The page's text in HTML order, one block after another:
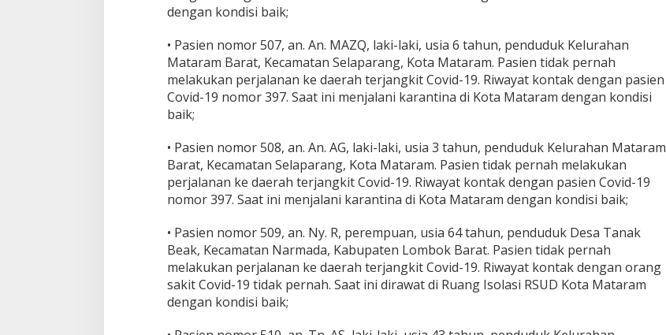
dengan kondisi baik;
• Pasien nomor 507, an. An. MAZQ, laki-laki, usia 6 tahun, penduduk Kelurahan
Mataram Barat, Kecamatan Selaparang, Kota Mataram. Pasien tidak pernah
melakukan perjalanan ke daerah terjangkit Covid-19. Riwayat kontak dengan pasien
Covid-19 nomor 397. Saat ini menjalani karantina di Kota Mataram dengan kondisi
baik;
• Pasien nomor 508, an. An. AG, laki-laki, usia 3 tahun, penduduk Kelurahan Mataram
Barat, Kecamatan Selaparang, Kota Mataram. Pasien tidak pernah melakukan
perjalanan ke daerah terjangkit Covid-19. Riwayat kontak dengan pasien Covid-19
nomor 397. Saat ini menjalani karantina di Kota Mataram dengan kondisi baik;
• Pasien nomor 509, an. Ny. R, perempuan, usia 64 tahun, penduduk Desa Tanak
Beak, Kecamatan Narmada, Kabupaten Lombok Barat. Pasien tidak pernah
melakukan perjalanan ke daerah terjangkit Covid-19. Riwayat kontak dengan orang
sakit Covid-19 tidak pernah. Saat ini dirawat di Ruang Isolasi RSUD Kota Mataram
dengan kondisi baik;